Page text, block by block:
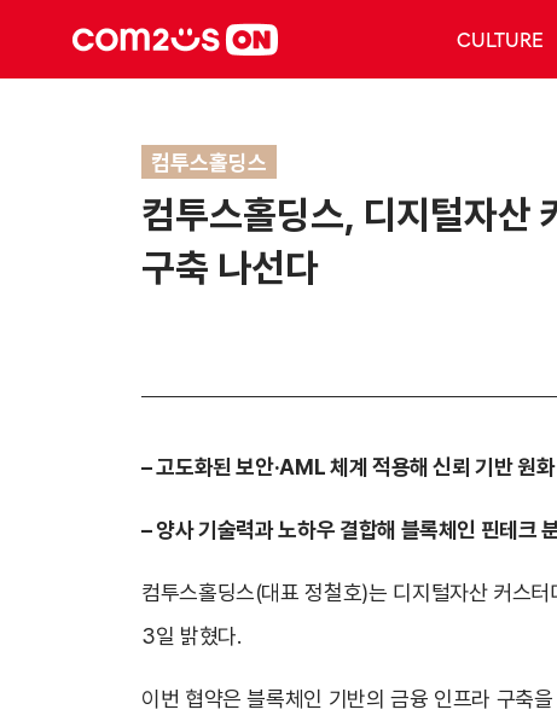
CULTURE
컴투스홀딩스
컴투스홀딩스, 디지털자산
구축 나선다
– 고도화된 보안·AML 체계 적용해 신뢰 기반 원
– 양사 기술력과 노하우 결합해 블록체인 핀테크
컴투스홀딩스(대표 정철호)는 디지털자산 커스
3일 밝혔다.
이번 협약은 블록체인 기반의 금융 인프라 구축